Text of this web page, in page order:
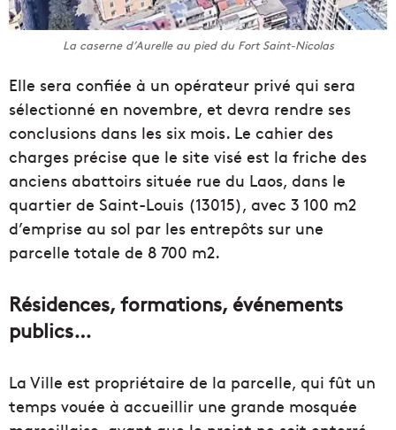
La caserne d’Aurelle au pied du Fort Saint-Nicolas
Elle sera confiée à un opérateur privé qui sera
sélectionné en novembre, et devra rendre ses
conclusions dans les six mois. Le cahier des
charges précise que le site visé est la friche des
anciens abattoirs située rue du Laos, dans le
quartier de Saint-Louis (13015), avec 3 100 m2
d’emprise au sol par les entrepôts sur une
parcelle totale de 8 700 m2.
Résidences, formations, événements
publics…
La Ville est propriétaire de la parcelle, qui fût un
temps vouée à accueillir une grande mosquée